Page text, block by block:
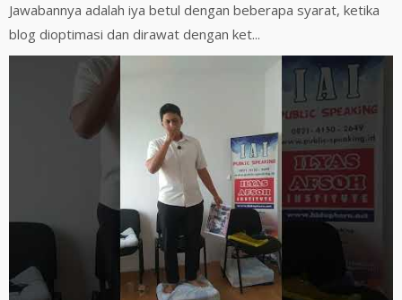
Jawabannya adalah iya betul dengan beberapa syarat, ketika
blog dioptimasi dan dirawat dengan ket...